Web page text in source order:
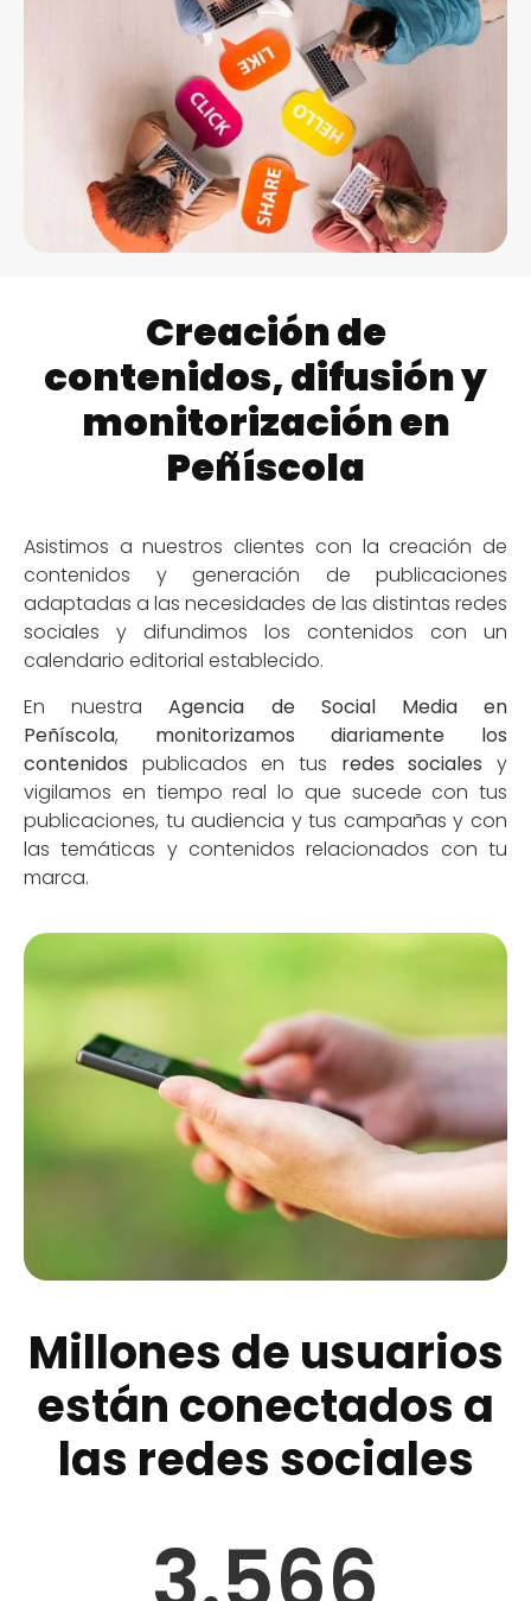
Creación de
contenidos, difusión y
monitorización en
Peñíscola
Asistimos a nuestros clientes con la creación de
contenidos y generación de publicaciones
adaptadas a las necesidades de las distintas redes
sociales y difundimos los contenidos con un
calendario editorial establecido.
En nuestra Agencia de Social Media en
Peñíscola, monitorizamos diariamente los
contenidos publicados en tus redes sociales y
vigilamos en tiempo real lo que sucede con tus
publicaciones, tu audiencia y tus campañas y con
las temáticas y contenidos relacionados con tu
marca.
Millones de usuarios
están conectados a
las redes sociales